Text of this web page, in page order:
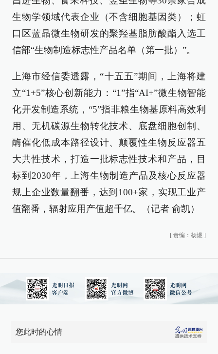
生物学领域代表企业（不含细胞基因类）；虹
口区蓝晶微生物研发的聚羟基脂肪酸酯入选工
信部“生物制造标志性产品名单（第一批）”。
上海市经信委透露，“十五五”期间，上海将建
立“1+5”核心创新能力：“1”指“AI+”微生物智能
化开发制造系统，“5”指非粮生物基原料高效利
用、无机碳源生物转化技术、底盘细胞创制、
酶催化低成本路径设计、颠覆性生物反应器五
大共性技术，打造一批标志性技术和产品，目
标到2030年，上海生物制造产品及核心反应器
规上企业数量翻番，达到100+家，实现工业产
值翻番，辐射应用产值超千亿。（记者 俞凯）
[ 责编：杨煜 ]
您此时的心情